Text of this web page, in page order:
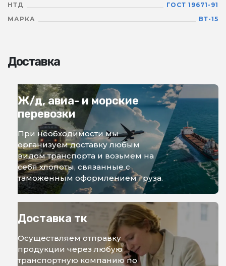
НТД
ГОСТ 19671-91
МАРКА
ВТ-15
Доставка
Ж/д, авиа- и морские
перевозки
При необходимости мы
организуем доставку любым
видом транспорта и возьмем на
себя хлопоты, связанные с
таможенным оформлением груза.
Доставка тк
Осуществляем отправку
продукции через любую
транспортную компанию по